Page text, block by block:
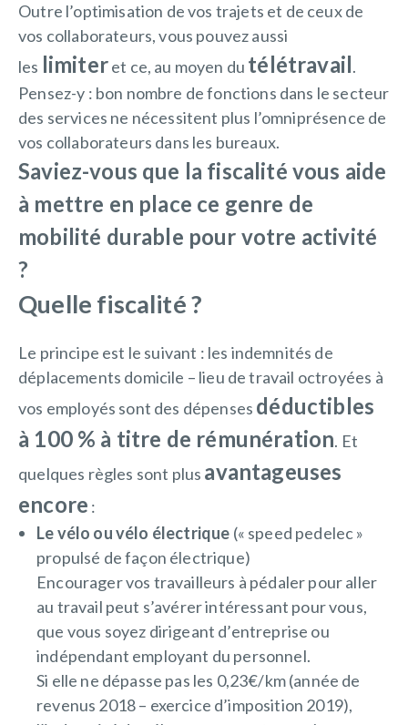
Outre l’optimisation de vos trajets et de ceux de
vos collaborateurs, vous pouvez aussi
les limiteret ce, au moyen du télétravail.
Pensez-y : bon nombre de fonctions dans le secteur
des services ne nécessitent plus l’omniprésence de
vos collaborateurs dans les bureaux.
Saviez-vous que la fiscalité vous aide
à mettre en place ce genre de
mobilité durable pour votre activité
?
Quelle fiscalité ?
Le principe est le suivant : les indemnités de
déplacements domicile – lieu de travail octroyées à
vos employés sont des dépenses déductibles
à 100 % à titre de rémunération. Et
quelques règles sont plus avantageuses
encore :
Le vélo ou vélo électrique (« speed pedelec »
propulsé de façon électrique)
Encourager vos travailleurs à pédaler pour aller
au travail peut s’avérer intéressant pour vous,
que vous soyez dirigeant d’entreprise ou
indépendant employant du personnel.
Si elle ne dépasse pas les 0,23€/km (année de
revenus 2018 – exercice d’imposition 2019),